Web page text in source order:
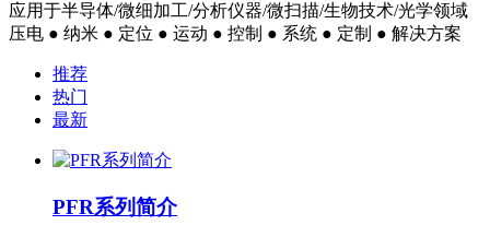
应用于半导体/微细加工/分析仪器/微扫描/生物技术/光学领域
压电 ● 纳米 ● 定位 ● 运动 ● 控制 ● 系统 ● 定制 ● 解决方案
推荐
热门
最新
PFR系列简介